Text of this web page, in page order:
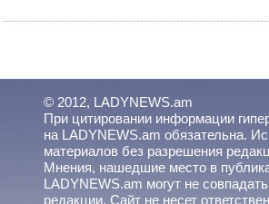
© 2012, LADYNEWS.am
При цитировании информации
на LADYNEWS.am обязательна.
материалов без разрешения
Мнения, нашедшие место в
LADYNEWS.am могут не
редакции. Сайт не несет